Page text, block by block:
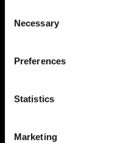
Selection
Necessary
Preferences
Statistics
Marketing